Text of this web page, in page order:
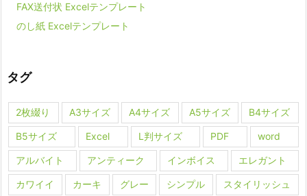
FAX送付状 Excelテンプレート
のし紙 Excelテンプレート
タグ
2枚綴り A3サイズ A4サイズ A5サイズ B4サイズ
B5サイズ Excel L判サイズ PDF word
アルバイト アンティーク インボイス エレガント
カワイイ カーキ グレー シンプル スタイリッシュ